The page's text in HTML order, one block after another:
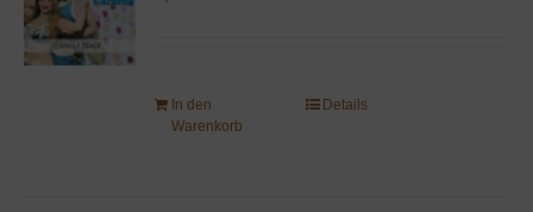
In den
Warenkorb
Details